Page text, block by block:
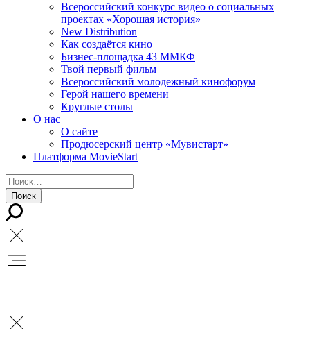
Всероссийский конкурс видео о социальных
проектах «Хорошая история»
New Distribution
Как создаётся кино
Бизнес-площадка 43 ММКФ
Твой первый фильм
Всероссийский молодежный кинофорум
Герой нашего времени
Круглые столы
О нас
О сайте
Продюсерский центр «Мувистарт»
Платформа MovieStart